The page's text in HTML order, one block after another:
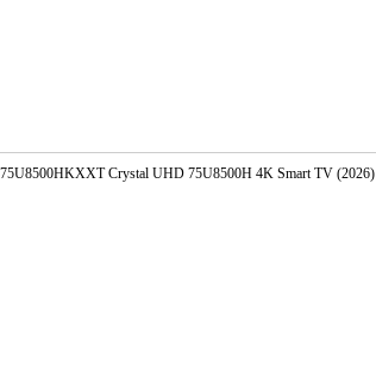
Crystal UHD 75U8500H 4K Smart TV (2026)